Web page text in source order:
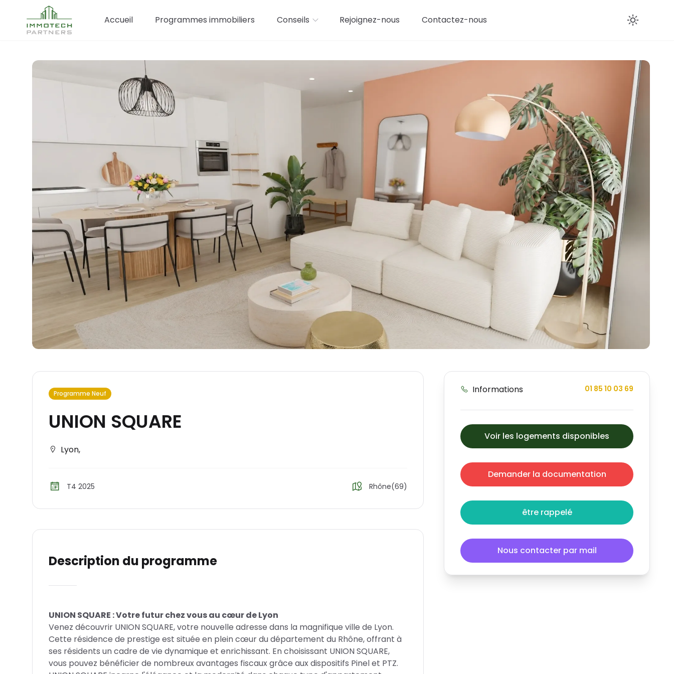
Accueil Programmes immobiliers Conseils Rejoignez-nous Contactez-nous
Programme Neuf
UNION SQUARE
Lyon,
T4 2025 Rhône(69)
Description du programme
UNION SQUARE : Votre futur chez vous au cœur de Lyon
Venez découvrir UNION SQUARE, votre nouvelle adresse dans la magnifique ville de Lyon.
Cette résidence de prestige est située en plein cœur du département du Rhône, offrant à
ses résidents un cadre de vie dynamique et enrichissant. En choisissant UNION SQUARE,
vous pouvez bénéficier de nombreux avantages fiscaux grâce aux dispositifs Pinel et PTZ.
Informations 01 85 10 03 69
Voir les logements disponibles
Demander la documentation
être rappelé
Nous contacter par mail